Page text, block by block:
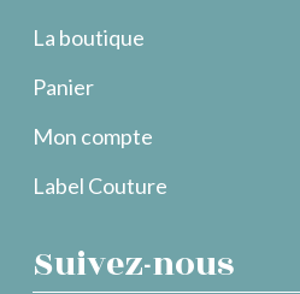
La boutique
Panier
Mon compte
Label Couture
Suivez-nous